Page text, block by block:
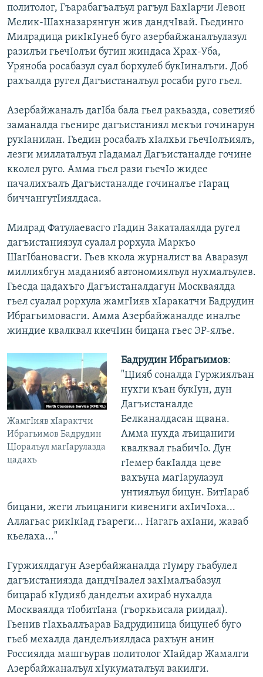
политолог, Гъарабагъалъул рагъул БахIарчи Левон
Мелик-Шахназарянгун жив дандчIвай. Гьединго
Милрадица рикIкIунеб буго азербайжаналъулазул
разилъи гьечIолъи бугин жиндаса Храх-Уба,
Уряноба росабазул суал борхулеб букIиналъги. Доб
рахъалда ругел Дагъистаналъул росаби руго гьел.
Азербайжаналъ дагIба бала гьел ракьазда, советияб
заманалда гьенире дагъистаниял мекъи гочинарун
рукIанилан. Гьедин росабалъ хIалхьи гьечIолъиялъ,
лезги миллаталъул гIадамал Дагъистаналде гочине
кколел руго. Амма гьел рази гьечIо жидее
пачалихъалъ Дагъистаналде гочиналъе гIарац
биччангутIиялдаса.
Милрад Фатулаевасго гIадин Закаталаялда ругел
дагъистаниязул суалал рорхула Маркъо
ШагIбановасги. Гьев ккола журналист ва Аваразул
миллиябгун маданияб автономиялъул нухмалъулев.
Гьесда цадахъго Дагъистаналдагун Москваялда
гьел суалал рорхула жамгIияв хIаракатчи Бадрудин
Ибрагьимовасги. Амма Азербайжаналде иналъе
жиндие квалквал ккечIин бицана гьес ЭР-ялъе.
ЖамгIияв хIарактчи
Ибрагьимов Бадрудин
ЦIоралъул магIарулазда
цадахъ
Бадрудин Ибрагьимов:
"ЦIияб соналда Гуржиялъан
нухги къан букIун, дун
Дагъистаналде
Белканалдасан щвана.
Амма нухда лъицаниги
квалквал гьабичIо. Дун
гIемер бакIалда цеве
вахъуна магIарулазул
унтиялъул бицун. БитIараб
бицани, жеги лъицаниги кивениги ахIичIоха...
Аллагьас рикIкIад гьареги... Нагагь ахIани, жаваб
кьелаха..."
Гуржиялдагун Азербайжаналда гIумру гьабулел
дагъистаниязда дандчIвалел захIмалъабазул
бицараб кIудияб данделъи ахираб нухалда
Москваялда тIобитIана (гъоркьисала риидал).
Гьенив гIахьаллъарав Бадрудиница бицунеб буго
гьеб мехалда данделъиялдаса рахъун анин
Россиялда машгьурав политолог ХIайдар Жамалги
Азербайжаналъул хIукуматалъул вакилги.